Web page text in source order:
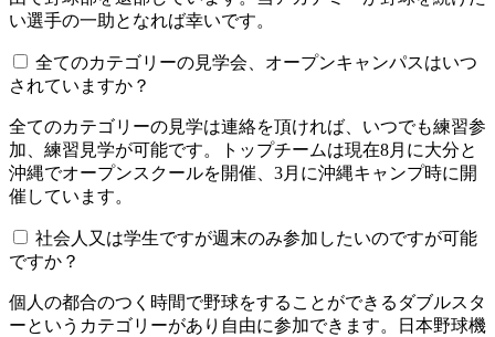
い選手の一助となれば幸いです。
全てのカテゴリーの見学会、オープンキャンパスはいつ
されていますか？​​​​​
全てのカテゴリーの見学は連絡を頂ければ、いつでも練習参
加、練習見学が可能です。トップチームは現在8月に大分と
沖縄でオープンスクールを開催、3月に沖縄キャンプ時に開
催しています。
社会人又は学生ですが週末のみ参加したいのですが可能
ですか？
個人の都合のつく時間で野球をすることができるダブルスタ
ーというカテゴリーがあり自由に参加できます。日本野球機